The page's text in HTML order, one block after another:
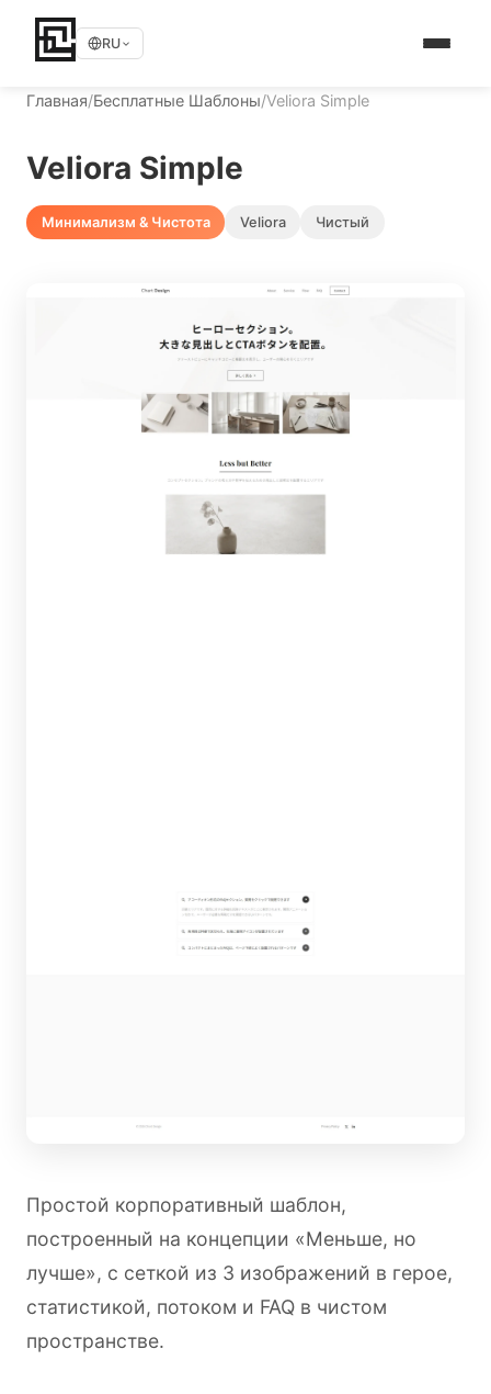
RU
Главная/Бесплатные Шаблоны/Veliora Simple
Veliora Simple
Минимализм & Чистота Veliora Чистый
Простой корпоративный шаблон,
построенный на концепции «Меньше, но
лучше», с сеткой из 3 изображений в герое,
статистикой, потоком и FAQ в чистом
пространстве.